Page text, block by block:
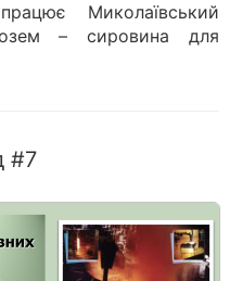
Миколаївський
– сировина для
#7